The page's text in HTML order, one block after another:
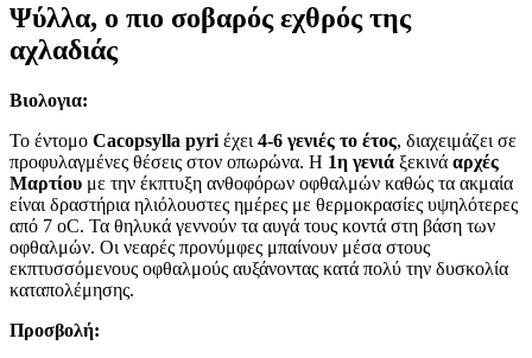
Ψύλλα, ο πιο σοβαρός εχθρός της
αχλαδιάς
Βιολογια:
Το έντομο Cacopsylla pyri έχει 4-6 γενιές το έτος, διαχειμάζει σε
προφυλαγμένες θέσεις στον οπωρώνα. Η 1η γενιά ξεκινά αρχές
Μαρτίου με την έκπτυξη ανθοφόρων οφθαλμών καθώς τα ακμαία
είναι δραστήρια ηλιόλουστες ημέρες με θερμοκρασίες υψηλότερες
από 7 oC. Τα θηλυκά γεννούν τα αυγά τους κοντά στη βάση των
οφθαλμών. Οι νεαρές προνύμφες μπαίνουν μέσα στους
εκπτυσσόμενους οφθαλμούς αυξάνοντας κατά πολύ την δυσκολία
καταπολέμησης.
Προσβολή: